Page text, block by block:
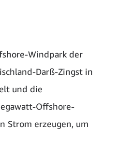
Windpark der
Darß-Zingst in
und die
Offshore-
Strom erzeugen, um